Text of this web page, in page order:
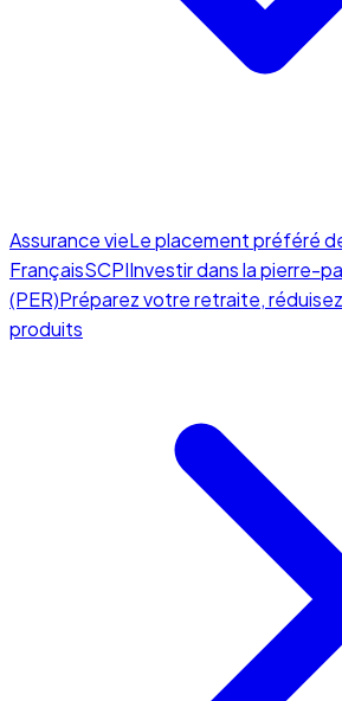
Assurance vieLe placement préféré
FrançaisSCPIInvestir dans la pierre-
(PER)Préparez votre retraite,
produits